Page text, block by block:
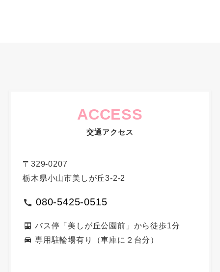
ACCESS
交通アクセス
〒329-0207
栃木県小山市美しが丘3-2-2
080-5425-0515
バス停「美しが丘公園前」から徒歩1分
専用駐輪場有り（車庫に２台分）